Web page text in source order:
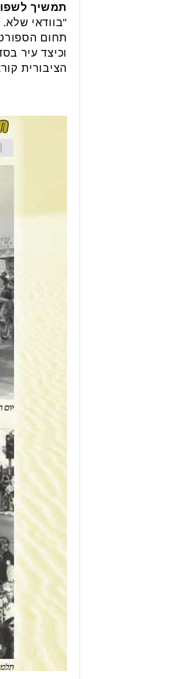
תמשיך
"בוודאי
תחום
וכיצד עיר
הציבורית